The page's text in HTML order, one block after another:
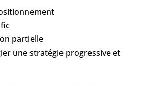
partielle
une stratégie progressive et